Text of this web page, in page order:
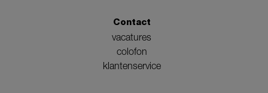
Contact
vacatures
colofon
klantenservice